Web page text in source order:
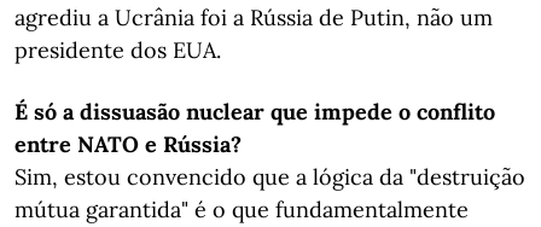
agrediu a Ucrânia foi a Rússia de Putin, não um
presidente dos EUA.
É só a dissuasão nuclear que impede o conflito
entre NATO e Rússia?
Sim, estou convencido que a lógica da "destruição
mútua garantida" é o que fundamentalmente